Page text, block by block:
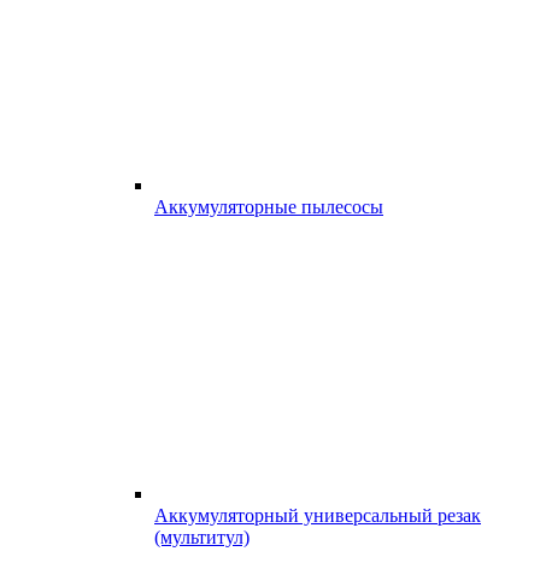
Аккумуляторные пылесосы
Аккумуляторный универсальный резак
(мультитул)